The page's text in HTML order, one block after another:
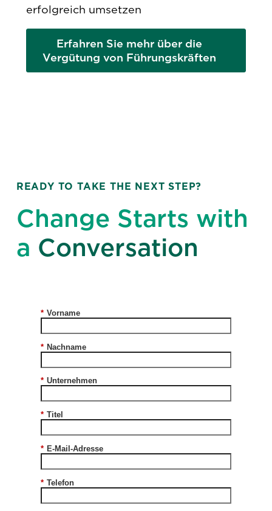
erfolgreich umsetzen
Erfahren Sie mehr über die
Vergütung von Führungskräften
READY TO TAKE THE NEXT STEP?
Change Starts with
a Conversation
* Vorname
* Nachname
* Unternehmen
* Titel
* E-Mail-Adresse
* Telefon